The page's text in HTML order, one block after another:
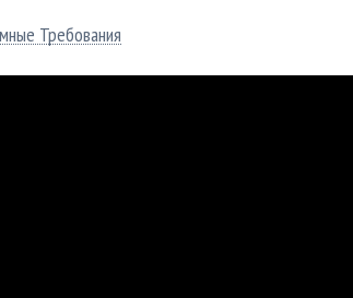
врагов в живом и активном мире
с друзьями по сети в кооперативном
Требования